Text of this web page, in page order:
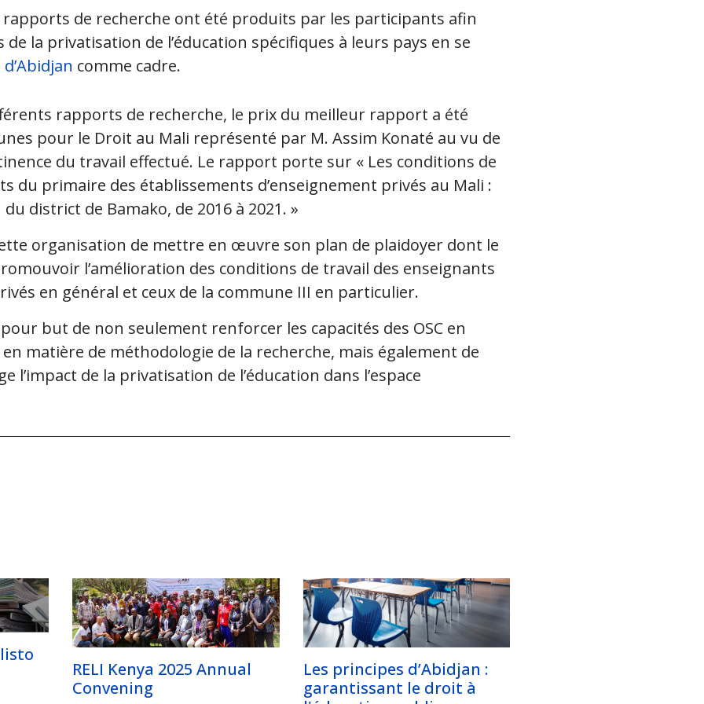
rapports de recherche ont été produits par les participants afin
de la privatisation de l’éducation spécifiques à leurs pays en se
comme cadre.
rapports de recherche, le prix du meilleur rapport a été
pour le Droit au Mali représenté par M. Assim Konaté au vu de
du travail effectué. Le rapport porte sur « Les conditions de
du primaire des établissements d’enseignement privés au Mali :
district de Bamako, de 2016 à 2021. »
organisation de mettre en œuvre son plan de plaidoyer dont le
l’amélioration des conditions de travail des enseignants
en général et ceux de la commune III en particulier.
but de non seulement renforcer les capacités des OSC en
matière de méthodologie de la recherche, mais également de
l’impact de la privatisation de l’éducation dans l’espace
RELI Kenya 2025 Annual
Convening
Les principes d’Abidjan :
garantissant le droit à